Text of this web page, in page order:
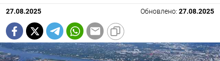
27.08.2025 Обновлено: 27.08.2025